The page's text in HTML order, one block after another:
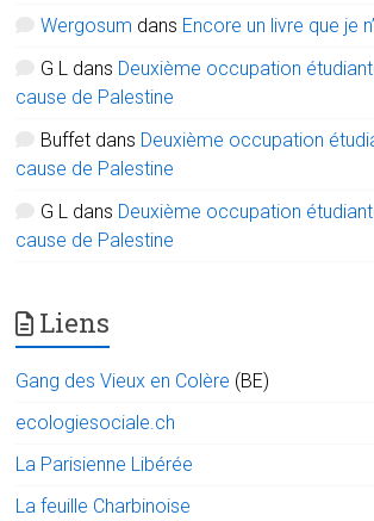
Wergosum dans Encore un livre que je
G L dans Deuxième occupation
cause de Palestine
Buffet dans Deuxième occupation
cause de Palestine
G L dans Deuxième occupation
cause de Palestine
Liens
Gang des Vieux en Colère (BE)
ecologiesociale.ch
La Parisienne Libérée
La feuille Charbinoise